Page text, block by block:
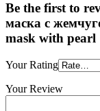
Be the first to
маска с
mask with pearl
Your Rating
Your Review